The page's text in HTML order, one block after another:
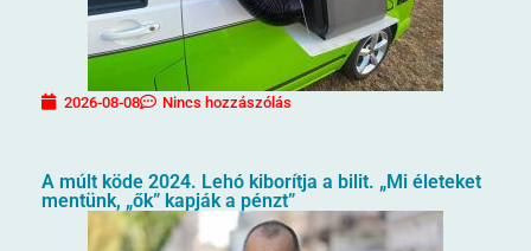
2026-08-08 Nincs hozzászólás
A múlt köde 2024. Lehó kiborítja a bilit. „Mi életeket
mentünk, „ők” kapják a pénzt”